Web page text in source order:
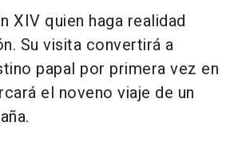
XIV quien haga realidad
Su visita convertirá a
papal por primera vez en
el noveno viaje de un